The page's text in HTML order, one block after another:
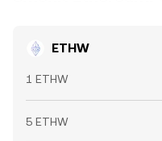
ETHW
1 ETHW
5 ETHW